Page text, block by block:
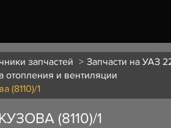
запчастей
Запчасти на УАЗ
отопления и вентиляции
(8110)/1
(8110)/1